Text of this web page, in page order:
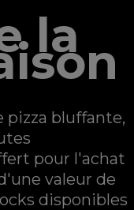
la
pizza bluffante,
pour l'achat
valeur de
disponibles